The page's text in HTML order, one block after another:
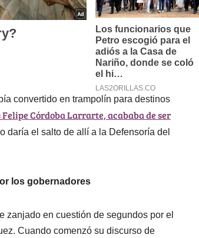
convertido en trampolín para destinos
Felipe Córdoba Larrarte, acababa de ser
daría el salto de allí a la Defensoría del
los gobernadores
zanjado en cuestión de segundos por el
Cuando comenzó su discurso de